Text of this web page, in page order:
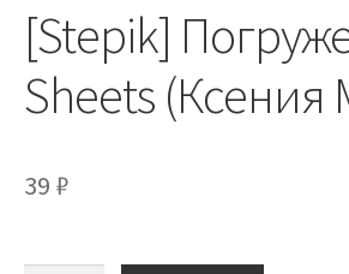
[Stepik]
Sheets (Ксения
39 ₽